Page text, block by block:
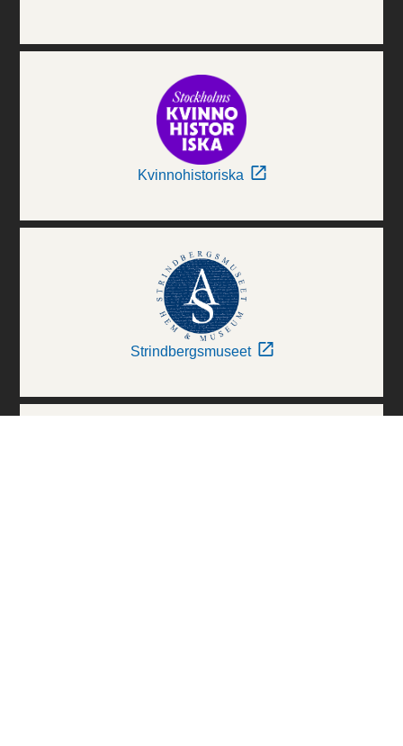
Kvinnohistoriska
Strindbergsmuseet